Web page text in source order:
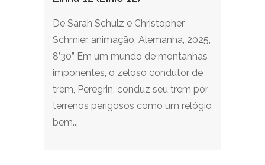
De Sarah Schulz e Christopher
Schmier, animação, Alemanha, 2025,
8’30” Em um mundo de montanhas
imponentes, o zeloso condutor de
trem, Peregrin, conduz seu trem por
terrenos perigosos como um relógio
bem...